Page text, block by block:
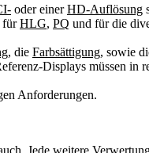
oder einerHD-Auflösung
fürHLG, PQ und für die
, die Farbsättigung, sowie
Displays müssen in
Anforderungen.
Jede weitere